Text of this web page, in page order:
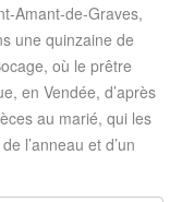
Amant-de-Graves,
une quinzaine de
où le prêtre
en Vendée, d’après
au marié, qui les
l’anneau et d’un